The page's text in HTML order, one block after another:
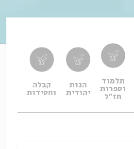
תלמוד
וספרות
חז"ל
הגות
יהודית
קבלה
וחסידות